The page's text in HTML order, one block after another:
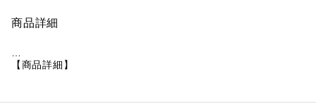
商品詳細
【商品詳細】